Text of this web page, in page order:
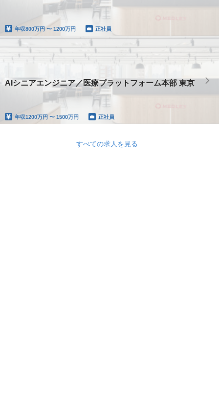
年収800万円 〜 1200万円 正社員
AIシニアエンジニア／医療プラットフォーム本部 東京
年収1200万円 〜 1500万円 正社員
すべての求人を見る